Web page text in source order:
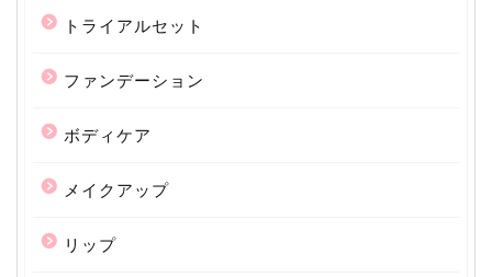
トライアルセット
ファンデーション
ボディケア
メイクアップ
リップ